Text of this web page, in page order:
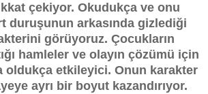
çekiyor. Okudukça ve onu
duruşunun arkasında gizlediği
görüyoruz. Çocukların
hamleler ve olayın çözümü için
oldukça etkileyici. Onun karakter
ayrı bir boyut kazandırıyor.